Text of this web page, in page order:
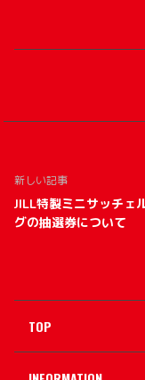
新しい記事
JILL特製ミニサッチェ
グの抽選券について
TOP